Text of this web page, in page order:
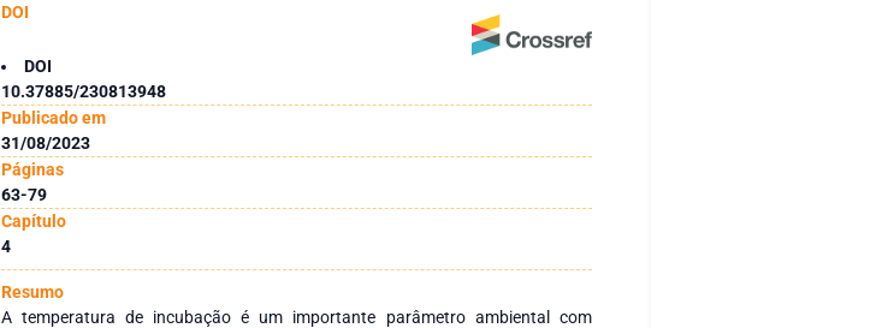
DOI
DOI
10.37885/230813948
Publicado em
31/08/2023
Páginas
63-79
Capítulo
4
Resumo
A temperatura de incubação é um importante parâmetro ambiental com